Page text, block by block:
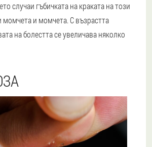
случаи гъбичката на краката на този
момчета и момчета. С възрастта
на болестта се увеличава няколко